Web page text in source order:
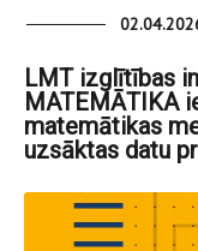
LMT izglītības
MATEMĀTIKA
matemātikas
uzsāktas datu